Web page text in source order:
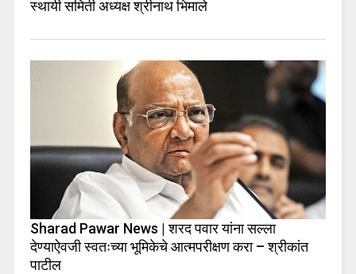
स्थायी समिती अध्यक्ष श्रीनाथ भिमाले
Sharad Pawar News | शरद पवार यांना सल्ला
देण्याऐवजी स्वतःच्या भूमिकेचे आत्मपरीक्षण करा – श्रीकांत
पाटील